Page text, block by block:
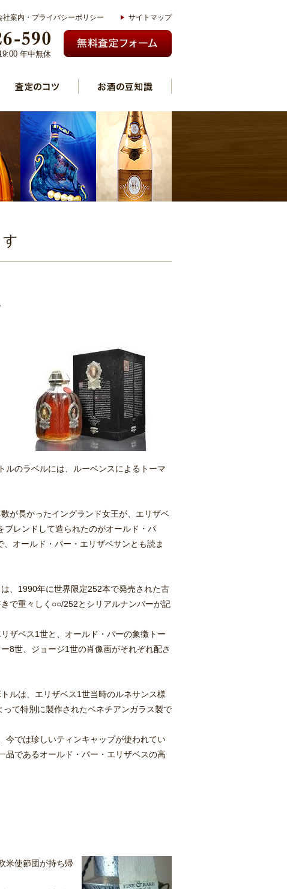
社案内・プライバシーポリシー サイトマップ
年中無休
ルのラベルには、ルーベンスによるトーマ
が長かったイングランド女王が、エリザベ
ブレンドして造られたのがオールド・パ
オールド・パー・エリザベサンとも読ま
、1990年に世界限定252本で発売された古
で重々しく○○/252とシリアルナンバーが記
ザベス1世と、オールド・パーの象徴トー
8世、ジョージ1世の肖像画がそれぞれ配さ
ルは、エリザベス1世当時のルネサンス様
て特別に製作されたベネチアンガラス製で
今では珍しいティンキャップが使われてい
品であるオールド・パー・エリザベスの高
米使節団が持ち帰